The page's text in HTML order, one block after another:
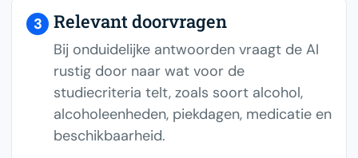
3 Relevant doorvragen
Bij onduidelijke antwoorden vraagt de AI
rustig door naar wat voor de
studiecriteria telt, zoals soort alcohol,
alcoholeenheden, piekdagen, medicatie en
beschikbaarheid.